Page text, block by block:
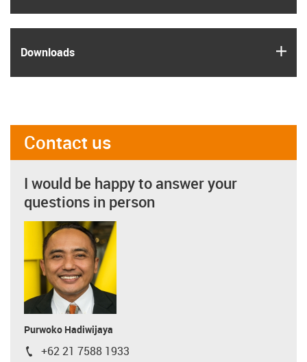
Downloads
Contact us
I would be happy to answer your
questions in person
Purwoko Hadiwijaya
igus-icon-phone
+62 21 7588 1933